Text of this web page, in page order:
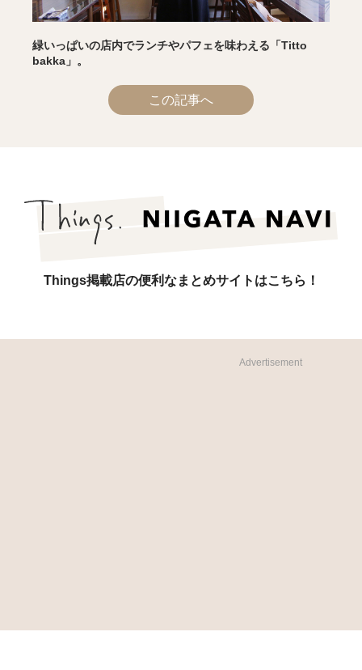
緑いっぱいの店内でランチやパフェを味わえる「Titto
bakka」。
この記事へ
Things掲載店の便利なまとめサイトはこちら！
Advertisement